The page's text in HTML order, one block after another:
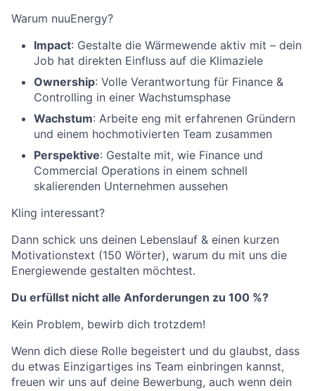
Warum nuuEnergy?
Impact: Gestalte die Wärmewende aktiv mit – dein
Job hat direkten Einfluss auf die Klimaziele
Ownership: Volle Verantwortung für Finance &
Controlling in einer Wachstumsphase
Wachstum: Arbeite eng mit erfahrenen Gründern
und einem hochmotivierten Team zusammen
Perspektive: Gestalte mit, wie Finance und
Commercial Operations in einem schnell
skalierenden Unternehmen aussehen
Kling interessant?
Dann schick uns deinen Lebenslauf & einen kurzen
Motivationstext (150 Wörter), warum du mit uns die
Energiewende gestalten möchtest.
Du erfüllst nicht alle Anforderungen zu 100 %?
Kein Problem, bewirb dich trotzdem!
Wenn dich diese Rolle begeistert und du glaubst, dass
du etwas Einzigartiges ins Team einbringen kannst,
freuen wir uns auf deine Bewerbung, auch wenn dein